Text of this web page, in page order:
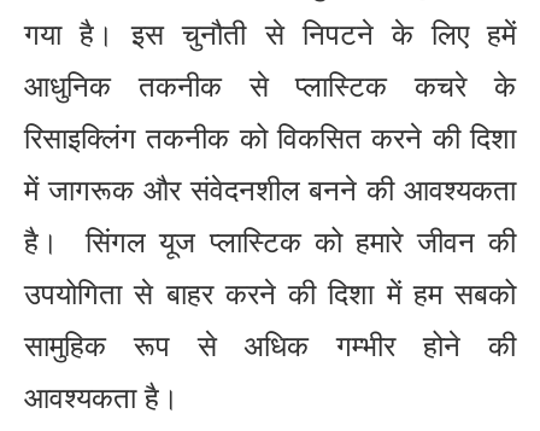
गया है। इस चुनौती से निपटने के लिए हमें
आधुनिक तकनीक से प्लास्टिक कचरे के
रिसाइक्लिंग तकनीक को विकसित करने की दिशा
में जागरूक और संवेदनशील बनने की आवश्यकता
है। सिंगल यूज प्लास्टिक को हमारे जीवन की
उपयोगिता से बाहर करने की दिशा में हम सबको
सामुहिक रूप से अधिक गम्भीर होने की
आवश्यकता है।